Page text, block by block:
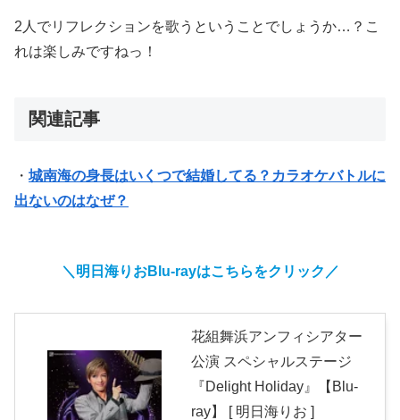
2人でリフレクションを歌うということでしょうか…？こ
れは楽しみですねっ！
関連記事
・ 城南海の身長はいくつで結婚してる？カラオケバトルに
出ないのはなぜ？
＼明日海りおBlu-rayはこちらをクリック／
花組舞浜アンフィシアター
公演 スペシャルステージ
『Delight Holiday』【Blu-
ray】 [ 明日海りお ]